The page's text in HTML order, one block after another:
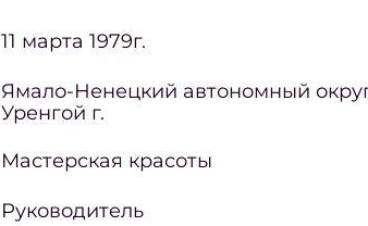
11 марта 1979г.
Ямало-Ненецкий автономный
Уренгой г.
Мастерская красоты
Руководитель